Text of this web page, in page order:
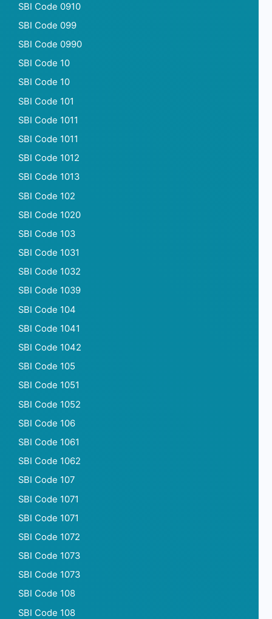
SBI Code 0910
SBI Code 099
SBI Code 0990
SBI Code 10
SBI Code 10
SBI Code 101
SBI Code 1011
SBI Code 1011
SBI Code 1012
SBI Code 1013
SBI Code 102
SBI Code 1020
SBI Code 103
SBI Code 1031
SBI Code 1032
SBI Code 1039
SBI Code 104
SBI Code 1041
SBI Code 1042
SBI Code 105
SBI Code 1051
SBI Code 1052
SBI Code 106
SBI Code 1061
SBI Code 1062
SBI Code 107
SBI Code 1071
SBI Code 1071
SBI Code 1072
SBI Code 1073
SBI Code 1073
SBI Code 108
SBI Code 108